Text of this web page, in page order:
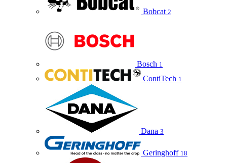
Bobcat 2
Bosch 1
ContiTech 1
Dana 3
Geringhoff 18